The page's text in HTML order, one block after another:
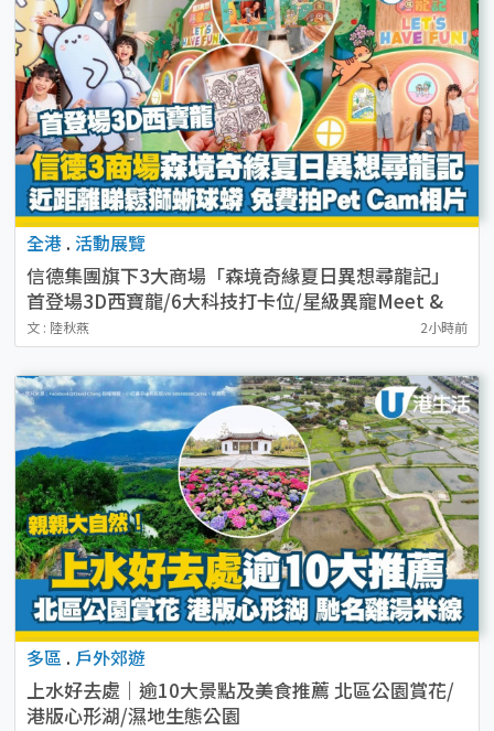
全港 . 活動展覽
信德集團旗下3大商場「森境奇緣夏日異想尋龍記」
首登場3D西寶龍/6大科技打卡位/星級異寵Meet &
Greet
文 : 陸秋燕 2小時前
多區 . 戶外郊遊
上水好去處｜逾10大景點及美食推薦 北區公園賞花/
港版心形湖/濕地生態公園